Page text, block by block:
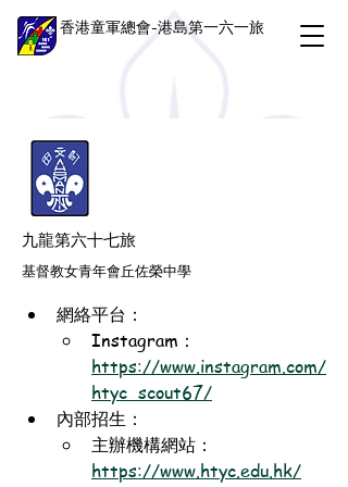
香港童軍總會-港島第一六一旅
九龍第六十七旅
基督教女青年會丘佐榮中學
網絡平台：
Instagram：
https://www.instagram.com/
htyc_scout67/
內部招生：
主辦機構網站：
https://www.htyc.edu.hk/